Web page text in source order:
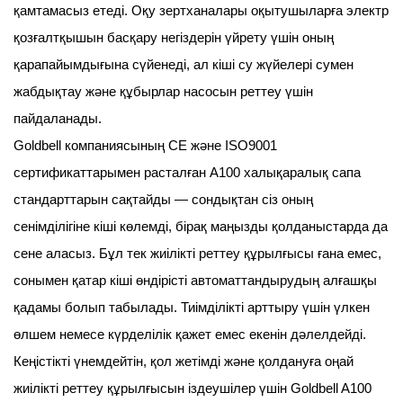
қамтамасыз етеді. Оқу зертханалары оқытушыларға электр
қозғалтқышын басқару негіздерін үйрету үшін оның
қарапайымдығына сүйенеді, ал кіші су жүйелері сумен
жабдықтау және құбырлар насосын реттеу үшін
пайдаланады.
Goldbell компаниясының CE және ISO9001
сертификаттарымен расталған A100 халықаралық сапа
стандарттарын сақтайды — сондықтан сіз оның
сенімділігіне кіші көлемді, бірақ маңызды қолданыстарда да
сене аласыз. Бұл тек жиілікті реттеу құрылғысы ғана емес,
сонымен қатар кіші өндірісті автоматтандырудың алғашқы
қадамы болып табылады. Тиімділікті арттыру үшін үлкен
өлшем немесе күрделілік қажет емес екенін дәлелдейді.
Кеңістікті үнемдейтін, қол жетімді және қолдануға оңай
жиілікті реттеу құрылғысын іздеушілер үшін Goldbell A100